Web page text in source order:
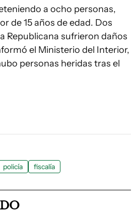
a ocho personas,
de 15 años de edad. Dos
Republicana sufrieron daños
el Ministerio del Interior,
personas heridas tras el
policía fiscalía